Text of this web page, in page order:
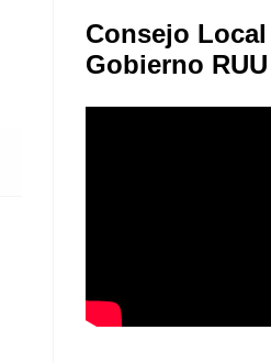
Consejo
Gobierno RUU